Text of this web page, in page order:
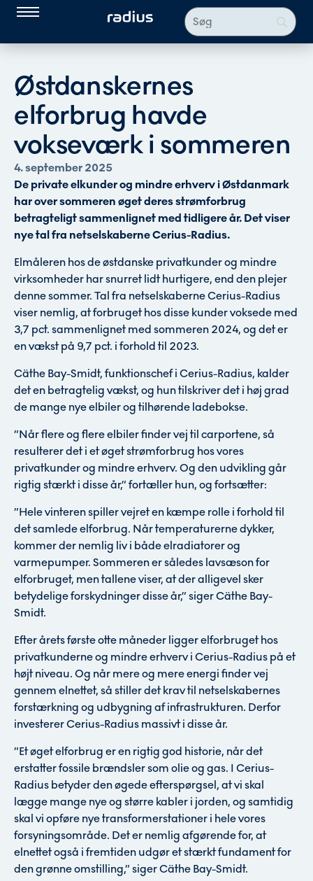
Østdanskernes
elforbrug havde
vokseværk i sommeren
4. september 2025
De private elkunder og mindre erhverv i Østdanmark
har over sommeren øget deres strømforbrug
betragteligt sammenlignet med tidligere år. Det viser
nye tal fra netselskaberne Cerius-Radius.
Elmåleren hos de østdanske privatkunder og mindre
virksomheder har snurret lidt hurtigere, end den plejer
denne sommer. Tal fra netselskaberne Cerius-Radius
viser nemlig, at forbruget hos disse kunder voksede med
3,7 pct. sammenlignet med sommeren 2024, og det er
en vækst på 9,7 pct. i forhold til 2023.
Cäthe Bay-Smidt, funktionschef i Cerius-Radius, kalder
det en betragtelig vækst, og hun tilskriver det i høj grad
de mange nye elbiler og tilhørende ladebokse.
”Når flere og flere elbiler finder vej til carportene, så
resulterer det i et øget strømforbrug hos vores
privatkunder og mindre erhverv. Og den udvikling går
rigtig stærkt i disse år,” fortæller hun, og fortsætter:
”Hele vinteren spiller vejret en kæmpe rolle i forhold til
det samlede elforbrug. Når temperaturerne dykker,
kommer der nemlig liv i både elradiatorer og
varmepumper. Sommeren er således lavsæson for
elforbruget, men tallene viser, at der alligevel sker
betydelige forskydninger disse år,” siger Cäthe Bay-
Smidt.
Efter årets første otte måneder ligger elforbruget hos
privatkunderne og mindre erhverv i Cerius-Radius på et
højt niveau. Og når mere og mere energi finder vej
gennem elnettet, så stiller det krav til netselskabernes
forstærkning og udbygning af infrastrukturen. Derfor
investerer Cerius-Radius massivt i disse år.
”Et øget elforbrug er en rigtig god historie, når det
erstatter fossile brændsler som olie og gas. I Cerius-
Radius betyder den øgede efterspørgsel, at vi skal
lægge mange nye og større kabler i jorden, og samtidig
skal vi opføre nye transformerstationer i hele vores
forsyningsområde. Det er nemlig afgørende for, at
elnettet også i fremtiden udgør et stærkt fundament for
den grønne omstilling,” siger Cäthe Bay-Smidt.